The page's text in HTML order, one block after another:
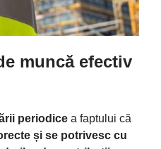
muncă efectiv
periodice a faptului că
și se potrivesc cu